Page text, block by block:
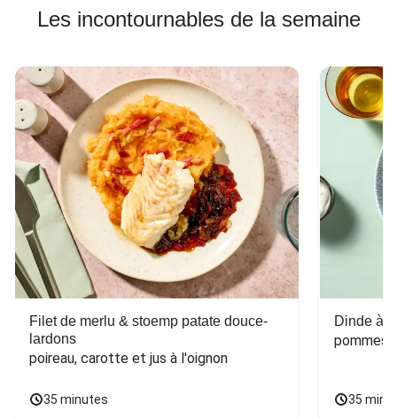
Les incontournables de la semaine
Filet de merlu & stoemp patate douce-
lardons
poireau, carotte et jus à l'oignon
35 minutes
Dinde à
pommes
35